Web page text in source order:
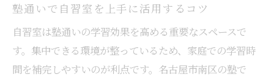
塾通いで自習室を上手に活用するコツ
自習室は塾通いの学習効果を高める重要なスペースで
す。集中できる環境が整っているため、家庭での学習時
間を補完しやすいのが利点です。名古屋市南区の塾で